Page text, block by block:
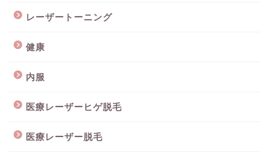
レーザートーニング
健康
内服
医療レーザーヒゲ脱毛
医療レーザー脱毛